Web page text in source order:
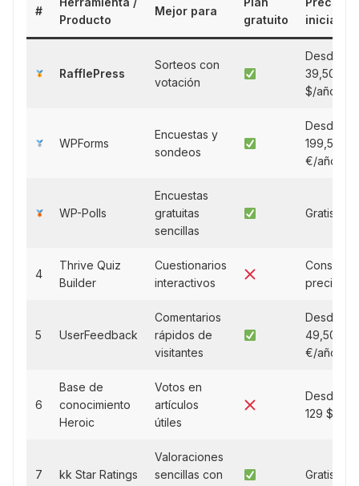
#
Producto
Mejor para
gratuito
inicial
RafflePress
Sorteos con
votación
Desde
39,50
$/año
WPForms
Encuestas y
sondeos
Desde
199,50
€/año
WP-Polls
Encuestas
gratuitas
sencillas
Gratis
4
Thrive Quiz
Builder
Cuestionarios
interactivos
Consultar
precios
5 UserFeedback
Comentarios
rápidos de
visitantes
Desde
49,50
€/año
6
Base de
conocimiento
Heroic
Votos en
artículos
útiles
Desde
129 $/año
7 kk Star Ratings
Valoraciones
sencillas con
Gratis